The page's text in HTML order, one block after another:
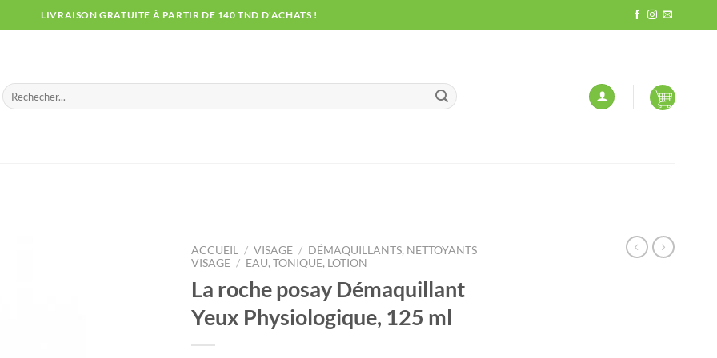
LIVRAISON GRATUITE À PARTIR DE 140 TND D'ACHATS !
Recherche
pour :
ACCUEIL / VISAGE / DÉMAQUILLANTS, NETTOYANTS
VISAGE / EAU, TONIQUE, LOTION
La roche posay Démaquillant
Yeux Physiologique, 125 ml